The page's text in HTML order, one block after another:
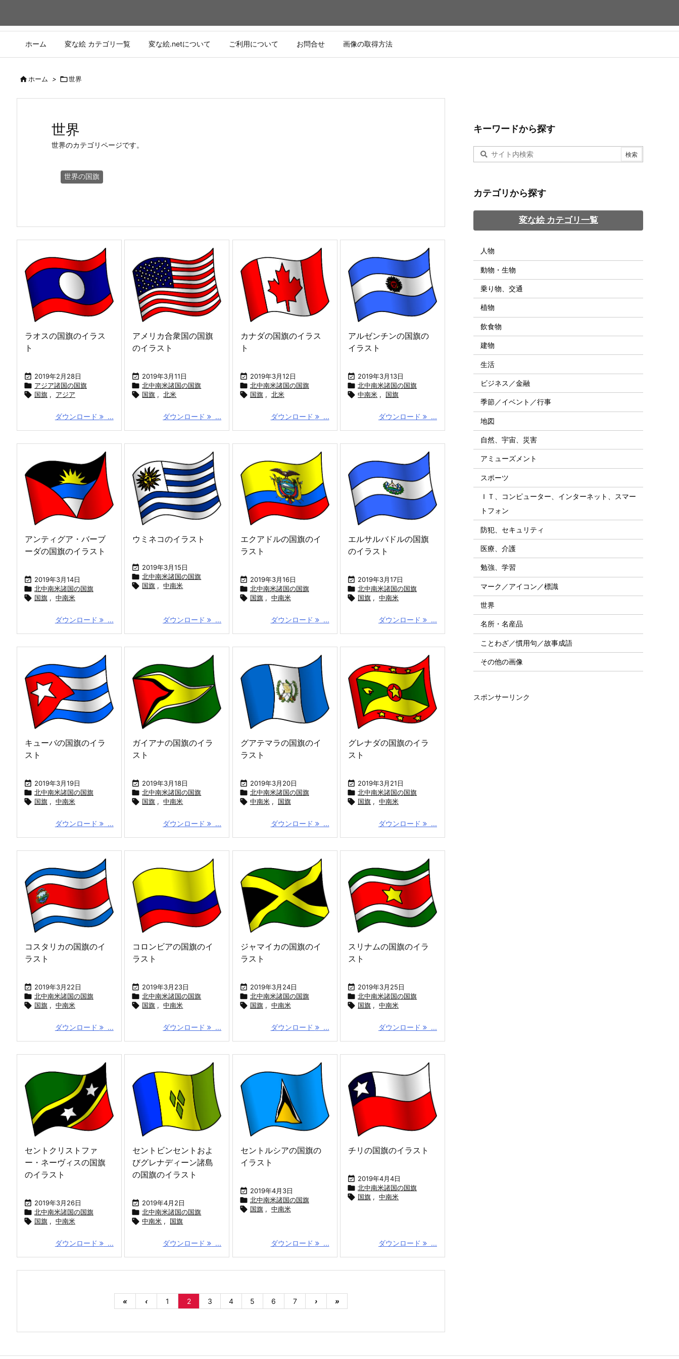
ホーム 変な絵 カテゴリ一覧 変な絵.netについて ご利用について お問合せ 画像の取得方法
ホーム > 世界
世界
世界のカテゴリページです。
世界の国旗
ラオスの国旗のイラス
ト
 2019年2月28日
 アジア諸国の国旗
 国旗 , アジア
ダウンロード ...
アメリカ合衆国の国旗
のイラスト
 2019年3月11日
 北中南米諸国の国旗
 国旗 , 北米
ダウンロード ...
カナダの国旗のイラス
ト
 2019年3月12日
 北中南米諸国の国旗
 国旗 , 北米
ダウンロード ...
アルゼンチンの国旗の
イラスト
 2019年3月13日
 北中南米諸国の国旗
 中南米 , 国旗
ダウンロード ...
アンティグア・バーブ
ーダの国旗のイラスト
 2019年3月14日
 北中南米諸国の国旗
 国旗 , 中南米
ダウンロード ...
ウミネコのイラスト
 2019年3月15日
 北中南米諸国の国旗
 国旗 , 中南米
ダウンロード ...
エクアドルの国旗のイ
ラスト
 2019年3月16日
 北中南米諸国の国旗
 国旗 , 中南米
ダウンロード ...
エルサルバドルの国旗
のイラスト
 2019年3月17日
 北中南米諸国の国旗
 国旗 , 中南米
ダウンロード ...
キューバの国旗のイラ
スト
 2019年3月19日
 北中南米諸国の国旗
 国旗 , 中南米
ダウンロード ...
ガイアナの国旗のイラ
スト
 2019年3月18日
 北中南米諸国の国旗
 国旗 , 中南米
ダウンロード ...
グアテマラの国旗のイ
ラスト
 2019年3月20日
 北中南米諸国の国旗
 中南米 , 国旗
ダウンロード ...
グレナダの国旗のイラ
スト
 2019年3月21日
 北中南米諸国の国旗
 国旗 , 中南米
ダウンロード ...
コスタリカの国旗のイ
ラスト
 2019年3月22日
 北中南米諸国の国旗
 国旗 , 中南米
ダウンロード ...
コロンビアの国旗のイ
ラスト
 2019年3月23日
 北中南米諸国の国旗
 国旗 , 中南米
ダウンロード ...
ジャマイカの国旗のイ
ラスト
 2019年3月24日
 北中南米諸国の国旗
 国旗 , 中南米
ダウンロード ...
スリナムの国旗のイラ
スト
 2019年3月25日
 北中南米諸国の国旗
 国旗 , 中南米
ダウンロード ...
セントクリストファ
ー・ネーヴィスの国旗
のイラスト
 2019年3月26日
 北中南米諸国の国旗
 国旗 , 中南米
ダウンロード ...
セントビンセントおよ
びグレナディーン諸島
の国旗のイラスト
 2019年4月2日
 北中南米諸国の国旗
 中南米 , 国旗
ダウンロード ...
セントルシアの国旗の
イラスト
 2019年4月3日
 北中南米諸国の国旗
 国旗 , 中南米
ダウンロード ...
チリの国旗のイラスト
 2019年4月4日
 北中南米諸国の国旗
 国旗 , 中南米
ダウンロード ...
« ‹ 1 2 3 4 5 6 7 › »
キーワードから探す
カテゴリから探す
変な絵 カテゴリ一覧
人物
動物・生物
乗り物、交通
植物
飲食物
建物
生活
ビジネス／金融
季節／イベント／行事
地図
自然、宇宙、災害
アミューズメント
スポーツ
ＩＴ、コンピューター、インターネット、スマー
トフォン
防犯、セキュリティ
医療、介護
勉強、学習
マーク／アイコン／標識
世界
名所・名産品
ことわざ／慣用句／故事成語
その他の画像
スポンサーリンク